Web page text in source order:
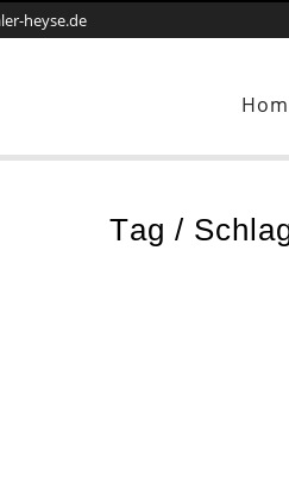
sind hier:Kalkkind-Fachbetrieb in
heyse.de
Tag /